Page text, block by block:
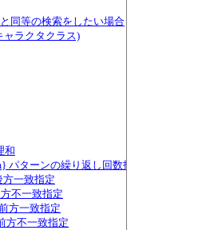
同等の検索をしたい場合
ャラクタクラス)
和
パターンの繰り返し回数指定
方一致指定
不一致指定
方一致指定
方不一致指定